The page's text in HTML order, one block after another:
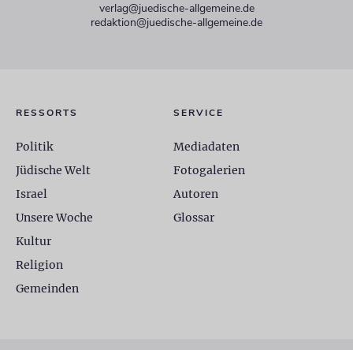
verlag@juedische-allgemeine.de
redaktion@juedische-allgemeine.de
RESSORTS
Politik
Jüdische Welt
Israel
Unsere Woche
Kultur
Religion
Gemeinden
SERVICE
Mediadaten
Fotogalerien
Autoren
Glossar